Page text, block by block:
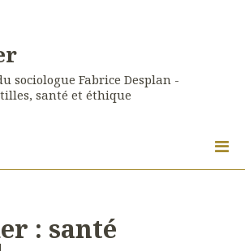
sociologue Fabrice Desplan -
santé et éthique
: santé